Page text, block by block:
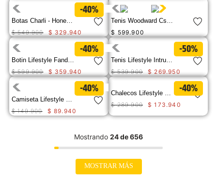
-40%
Botas Charli - Honey Reset
$ 549.900 $ 329 .940
$ 599.900
-40%
Botin Lifestyle Fandom Mujer
$ 599.900 $ 359 .940
-50%
$ 539.900 $ 269.950
-40%
$ 149.900 $ 89. 940
-40%
$ 289.900 $ 173 .940
Mostrando 24 de 656
MOSTRAR MÁS